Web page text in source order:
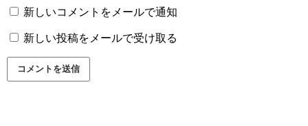
新しいコメントをメールで通知
新しい投稿をメールで受け取る